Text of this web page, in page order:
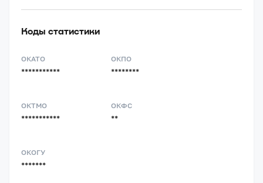
Коды статистики
ОКАТО
***********
ОКПО
********
ОКТМО
***********
ОКФС
**
ОКОГУ
*******